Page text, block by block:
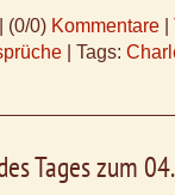
(0/0) Kommentare
Tags:
Tages zum